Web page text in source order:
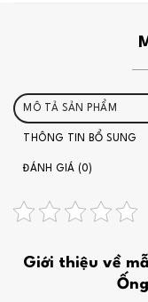
MÔ TẢ SẢN PHẨM
THÔNG TIN BỔ SUNG
ĐÁNH GIÁ (0)
Giới thiệu về